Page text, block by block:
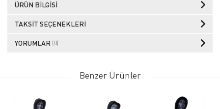
ÜRÜN BILGISI
TAKSIT SEÇENEKLERI
YORUMLAR (0)
Benzer Ürünler